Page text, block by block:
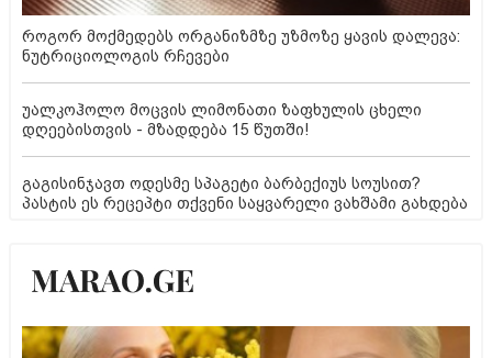
როგორ მოქმედებს ორგანიზმზე უზმოზე ყავის დალევა:
ნუტრიციოლოგის რჩევები
უალკოჰოლო მოცვის ლიმონათი ზაფხულის ცხელი
დღეებისთვის - მზადდება 15 წუთში!
გაგისინჯავთ ოდესმე სპაგეტი ბარბექიუს სოუსით?
პასტის ეს რეცეპტი თქვენი საყვარელი ვახშამი გახდება